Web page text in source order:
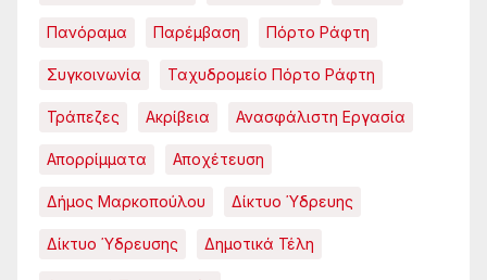
Πανόραμα Παρέμβαση Πόρτο Ράφτη
Συγκοινωνία Ταχυδρομείο Πόρτο Ράφτη
Τράπεζες Ακρίβεια Ανασφάλιστη Εργασία
Απορρίμματα Αποχέτευση
Δήμος Μαρκοπούλου Δίκτυο Ύδρευης
Δίκτυο Ύδρευσης Δημοτικά Τέλη